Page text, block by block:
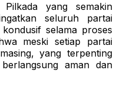
Pilkada yang semakin
seluruh partai
selama proses
meski setiap partai
yang terpenting
aman dan